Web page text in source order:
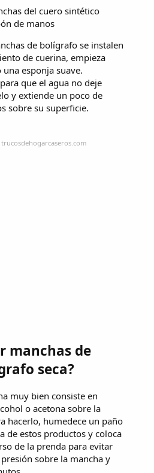
del cuero sintético
de manos
de bolígrafo se instalen
de cuerina, empieza
esponja suave.
que el agua no deje
y extiende un poco de
sobre su superficie.
manchas de
seca?
muy bien consiste en
o acetona sobre la
hacerlo, humedece un paño
de estos productos y coloca
de la prenda para evitar
sobre la mancha y